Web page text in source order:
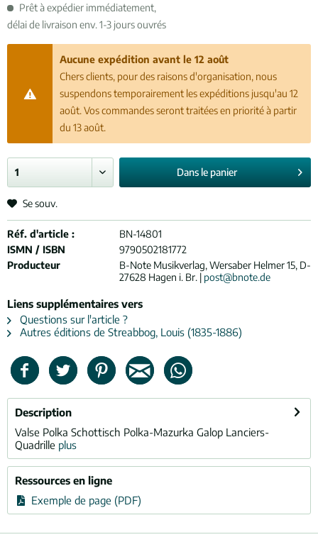
Prêt à expédier immédiatement,
délai de livraison env. 1-3 jours ouvrés
Aucune expédition avant le 12 août
Chers clients, pour des raisons d'organisation, nous
suspendons temporairement les expéditions jusqu'au 12
août. Vos commandes seront traitées en priorité à partir
du 13 août.
Dans le panier
Se souv.
Réf. d'article :
BN-14801
ISMN / ISBN
9790502181772
Producteur
B-Note Musikverlag, Wersaber Helmer 15, D-
27628 Hagen i. Br. | post@bnote.de
Liens supplémentaires vers
Questions sur l'article ?
Autres éditions de Streabbog, Louis (1835-1886)
Description
Valse Polka Schottisch Polka-Mazurka Galop Lanciers-
Quadrille plus
Ressources en ligne
Exemple de page (PDF)